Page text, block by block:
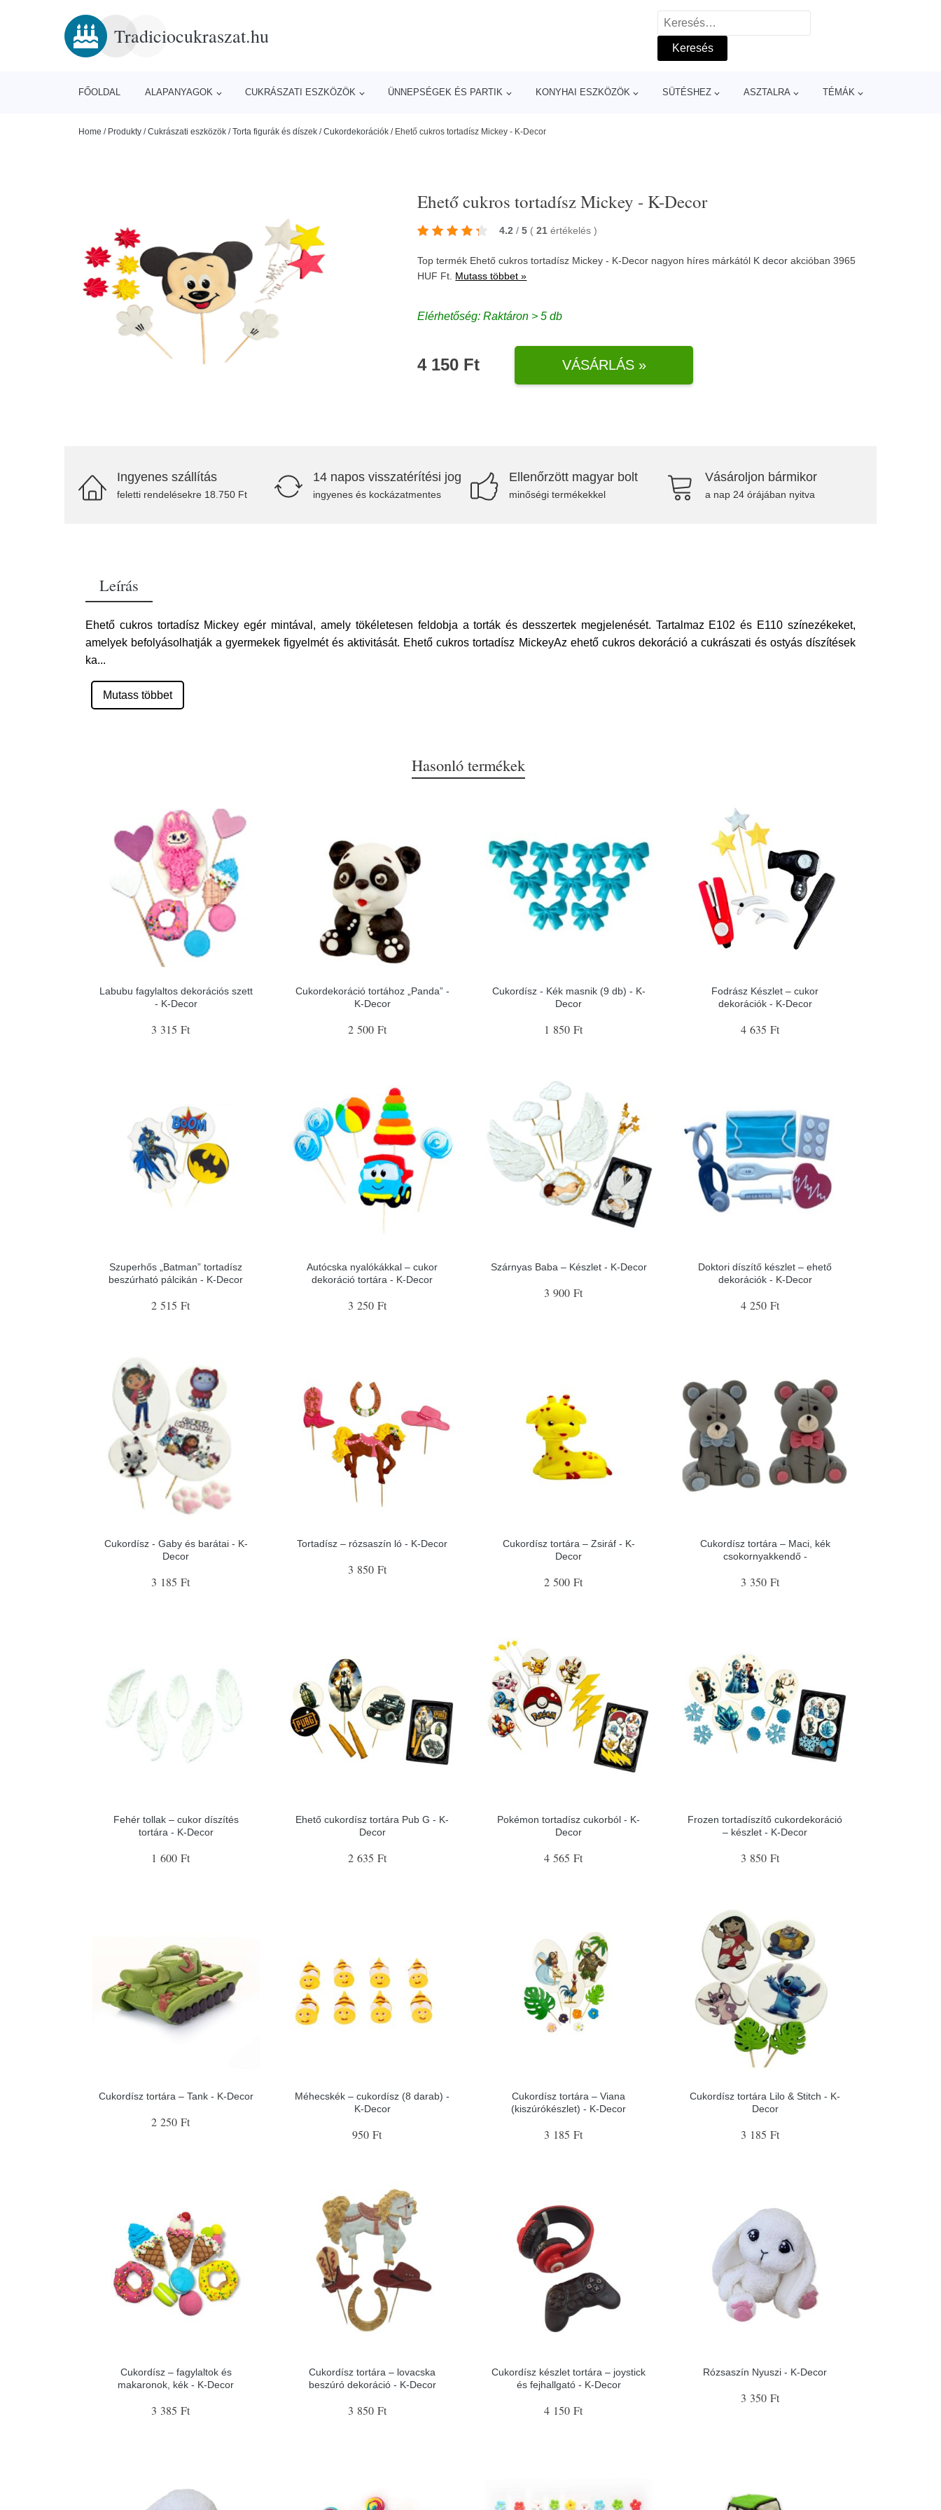
Tradiciocukraszat.hu
Keresés:
FŐOLDAL ALAPANYAGOK CUKRÁSZATI ESZKÖZÖK ÜNNEPSÉGEK ÉS PARTIK KONYHAI ESZKÖZÖK SÜTÉSHEZ ASZTALRA TÉMÁK
Home / Produkty /Cukrászati eszközök /Torta figurák és díszek /Cukordekorációk / Ehető cukros tortadísz Mickey - K-Decor
Ehető cukros tortadísz Mickey - K-Decor
4.2 / 5 ( 21 értékelés)
Top termék Ehető cukros tortadísz Mickey - K-Decor nagyon híres márkától K decor akcióban 3965
HUF Ft. Mutass többet »
Elérhetőség: Raktáron > 5 db
4 150 Ft VÁSÁRLÁS »
Ingyenes szállítás
feletti rendelésekre 18.750 Ft
14 napos visszatérítési jog
ingyenes és kockázatmentes
Ellenőrzött magyar bolt
minőségi termékekkel
Vásároljon bármikor
a nap 24 órájában nyitva
Leírás
Ehető cukros tortadísz Mickey egér mintával, amely tökéletesen feldobja a torták és desszertek megjelenését. Tartalmaz E102 és E110 színezékeket,
amelyek befolyásolhatják a gyermekek figyelmét és aktivitását. Ehető cukros tortadísz MickeyAz ehető cukros dekoráció a cukrászati és ostyás díszítések
ka...
Mutass többet
Hasonló termékek
Labubu fagylaltos dekorációs szett
- K-Decor
3 315 Ft
Cukordekoráció tortához „Panda” -
K-Decor
2 500 Ft
Cukordísz - Kék masnik (9 db) - K-
Decor
1 850 Ft
Fodrász Készlet – cukor
dekorációk - K-Decor
4 635 Ft
Szuperhős „Batman” tortadísz
beszúrható pálcikán - K-Decor
2 515 Ft
Autócska nyalókákkal – cukor
dekoráció tortára - K-Decor
3 250 Ft
Szárnyas Baba – Készlet - K-Decor
3 900 Ft
Doktori díszítő készlet – ehető
dekorációk - K-Decor
4 250 Ft
Cukordísz - Gaby és barátai - K-
Decor
3 185 Ft
Tortadísz – rózsaszín ló - K-Decor
3 850 Ft
Cukordísz tortára – Zsiráf - K-
Decor
2 500 Ft
Cukordísz tortára – Maci, kék
csokornyakkendő -
3 350 Ft
Fehér tollak – cukor díszítés
tortára - K-Decor
1 600 Ft
Ehető cukordísz tortára Pub G - K-
Decor
2 635 Ft
Pokémon tortadísz cukorból - K-
Decor
4 565 Ft
Frozen tortadíszítő cukordekoráció
– készlet - K-Decor
3 850 Ft
Cukordísz tortára – Tank - K-Decor
2 250 Ft
Méhecskék – cukordísz (8 darab) -
K-Decor
950 Ft
Cukordísz tortára – Viana
(kiszúrókészlet) - K-Decor
3 185 Ft
Cukordísz tortára Lilo & Stitch - K-
Decor
3 185 Ft
Cukordísz – fagylaltok és
makaronok, kék - K-Decor
3 385 Ft
Cukordísz tortára – lovacska
beszúró dekoráció - K-Decor
3 850 Ft
Cukordísz készlet tortára – joystick
és fejhallgató - K-Decor
4 150 Ft
Rózsaszín Nyuszi - K-Decor
3 350 Ft